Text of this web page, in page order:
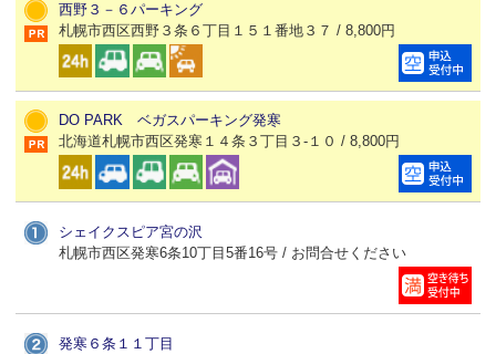
西野３－６パーキング
札幌市西区西野３条６丁目１５１番地３７ / 8,800円
DO PARK ベガスパーキング発寒
北海道札幌市西区発寒１４条３丁目３-１０ / 8,800円
シェイクスピア宮の沢
札幌市西区発寒6条10丁目5番16号 / お問合せください
発寒６条１１丁目